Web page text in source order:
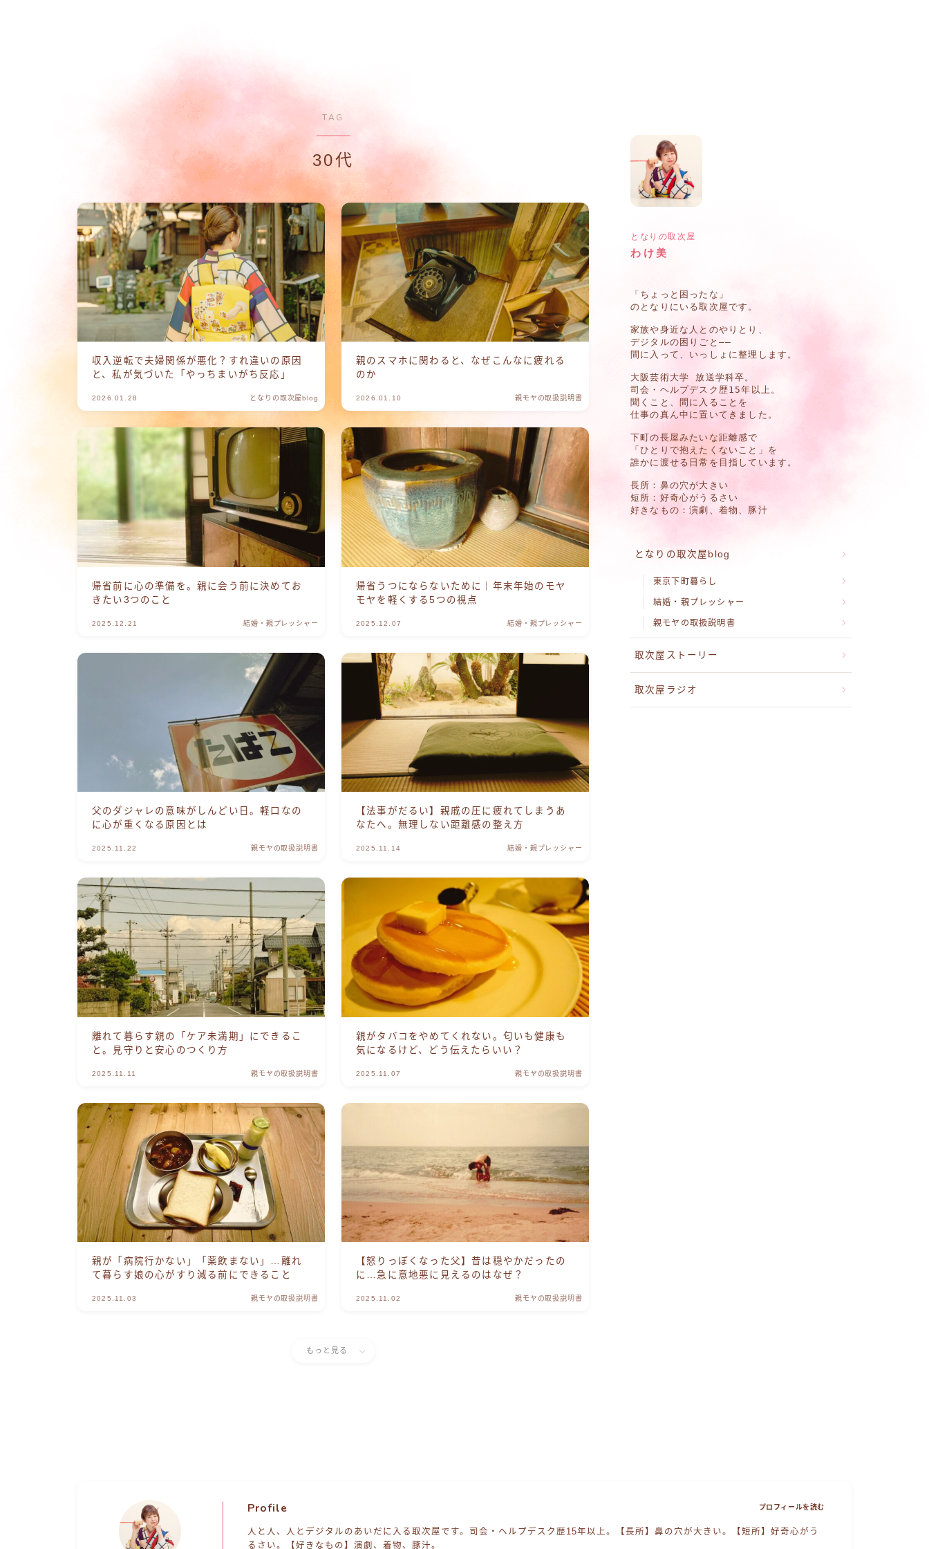
TAG
30代
収入逆転で夫婦関係が悪化？すれ違いの原因
と、私が気づいた「やっちまいがち反応」
2026.01.28 となりの取次屋blog
親のスマホに関わると、なぜこんなに疲れる
のか
2026.01.10 親モヤの取扱説明書
帰省前に心の準備を。親に会う前に決めてお
きたい3つのこと
2025.12.21 結婚・親プレッシャー
帰省うつにならないために｜年末年始のモヤ
モヤを軽くする5つの視点
2025.12.07 結婚・親プレッシャー
父のダジャレの意味がしんどい日。軽口なの
に心が重くなる原因とは
2025.11.22 親モヤの取扱説明書
【法事がだるい】親戚の圧に疲れてしまうあ
なたへ。無理しない距離感の整え方
2025.11.14 結婚・親プレッシャー
離れて暮らす親の「ケア未満期」にできるこ
と。見守りと安心のつくり方
2025.11.11 親モヤの取扱説明書
親がタバコをやめてくれない。匂いも健康も
気になるけど、どう伝えたらいい？
2025.11.07 親モヤの取扱説明書
親が「病院行かない」「薬飲まない」…離れ
て暮らす娘の心がすり減る前にできること
2025.11.03 親モヤの取扱説明書
【怒りっぽくなった父】昔は穏やかだったの
に…急に意地悪に見えるのはなぜ？
2025.11.02 親モヤの取扱説明書
もっと見る
となりの取次屋
わけ美
「ちょっと困ったな」
のとなりにいる取次屋です。
家族や身近な人とのやりとり、
デジタルの困りごと ——
間に入って、いっしょに整理します。
大阪芸術大学 放送学科卒。
司会・ヘルプデスク歴15年以上。
聞くこと、間に入ることを
仕事の真ん中に置いてきました。
下町の長屋みたいな距離感で
「ひとりで抱えたくないこと」を
誰かに渡せる日常を目指しています。
長所：鼻の穴が大きい
短所：好奇心がうるさい
好きなもの：演劇、着物、豚汁
となりの取次屋blog
東京下町暮らし
結婚・親プレッシャー
親モヤの取扱説明書
取次屋ストーリー
取次屋ラジオ
Profile
人と人、人とデジタルのあいだに入る取次屋です。司会・ヘルプデスク歴15年以上。【長所】鼻の穴が大きい。【短所】好奇心がう
るさい。【好きなもの】演劇、着物、豚汁。
プロフィールを読む